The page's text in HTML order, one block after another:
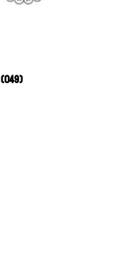
(049)